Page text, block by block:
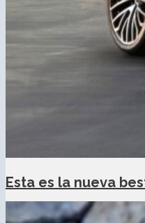
Esta es la nueva